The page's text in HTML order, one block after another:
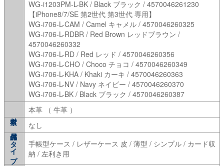
WG-i1203PM-L-BK / Black ブラック / 4570046261230
【iPhone8/7/SE 第2世代 第3世代 専用】
WG-i706-L-CAM / Camel キャメル / 4570046260325
WG-i706-L-RDBR / Red Brown レッドブラウン /
4570046260332
WG-i706-L-RD / Red レッド / 4570046260356
WG-i706-L-CHO / Choco チョコ / 4570046260349
WG-i706-L-KHA / Khaki カーキ / 4570046260363
WG-i706-L-NV / Navy ネイビー / 4570046260370
WG-i706-L-BK / Black ブラック / 4570046260387
本革 （ 牛革 ）
なし
タイプ
手帳型ケース / レザーケース 皮 / 薄型 / シンプル / カード収
納 / 左利き用